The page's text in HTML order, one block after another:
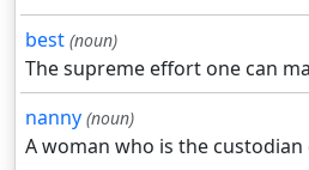
best (noun)
The supreme effort one can
nanny (noun)
A woman who is the